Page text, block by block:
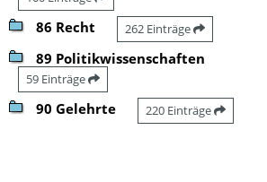
86 Recht 262 Einträge
89 Politikwissenschaften
59 Einträge
90 Gelehrte 220 Einträge